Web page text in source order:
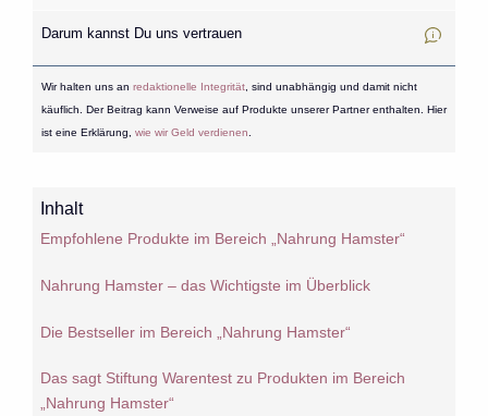
Darum kannst Du uns vertrauen
Wir halten uns an redaktionelle Integrität, sind unabhängig und damit nicht
käuflich. Der Beitrag kann Verweise auf Produkte unserer Partner enthalten. Hier
ist eine Erklärung, wie wir Geld verdienen
Inhalt
Empfohlene Produkte im Bereich „Nahrung Hamster“
Nahrung Hamster – das Wichtigste im Überblick
Die Bestseller im Bereich „Nahrung Hamster“
Das sagt Stiftung Warentest zu Produkten im Bereich
„Nahrung Hamster“